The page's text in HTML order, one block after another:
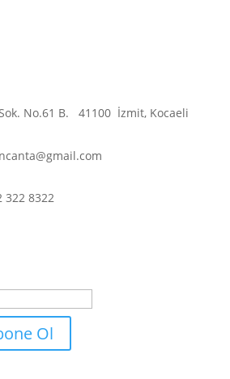
No.61 B. 41100 İzmit, Kocaeli
322 8322
Ol